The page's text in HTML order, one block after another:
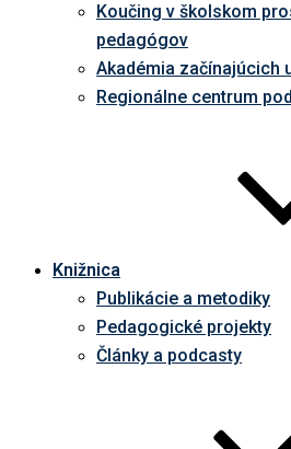
Koučing v školskom
pedagógov
Akadémia začínajúcich
Regionálne centrum
Knižnica
Publikácie a metodiky
Pedagogické projekty
Články a podcasty